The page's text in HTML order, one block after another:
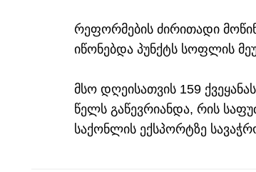
რეფორმების ძირითადი
იწონებდა პუნქტს სოფლის
მსო დღეისათვის 159
წელს გაწევრიანდა, რის
საქონლის ექსპორტზე